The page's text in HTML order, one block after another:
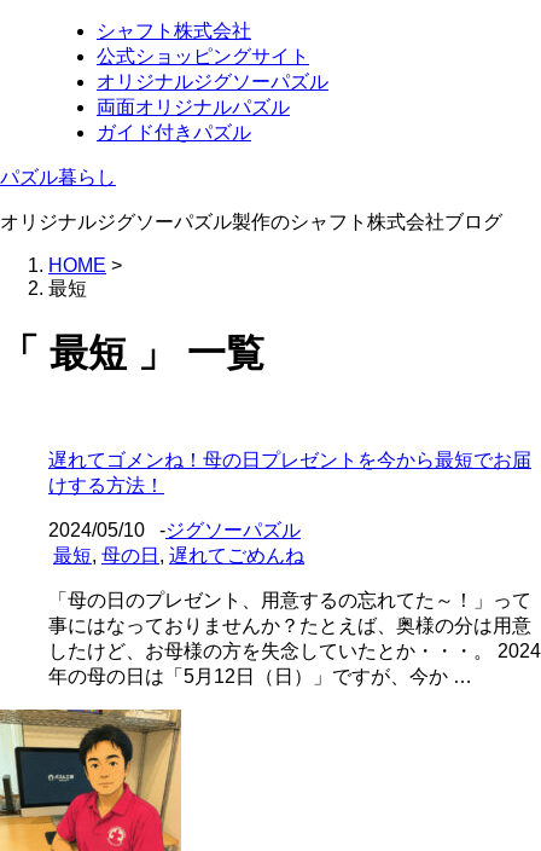
シャフト株式会社
公式ショッピングサイト
オリジナルジグソーパズル
両面オリジナルパズル
ガイド付きパズル
パズル暮らし
オリジナルジグソーパズル製作のシャフト株式会社ブログ
HOME >
最短
「 最短 」 一覧
遅れてゴメンね！母の日プレゼントを今から最短でお届
けする方法！
2024/05/10 -ジグソーパズル
最短, 母の日 , 遅れてごめんね
「母の日のプレゼント、用意するの忘れてた～！」って
事にはなっておりませんか？たとえば、奥様の分は用意
したけど、お母様の方を失念していたとか・・・。 2024
年の母の日は「5月12日（日）」ですが、今か …